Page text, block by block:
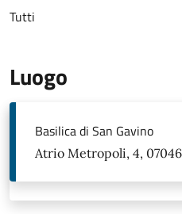
Tutti
Luogo
Basilica di San Gavino
Atrio Metropoli, 4,